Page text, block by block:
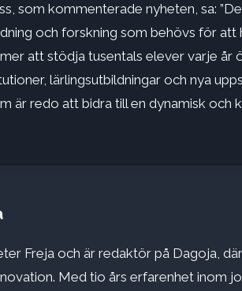
som kommenterade nyheten, sa:
och forskning som behövs för
att stödja tusentals elever varje år
lärlingsutbildningar och nya
är redo att bidra till en dynamisk och
Freja och är redaktör på Dagoja,
Med tio års erfarenhet inom